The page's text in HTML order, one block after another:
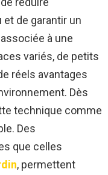
et de garantir un
à une
variés, de petits
réels avantages
Dès
technique comme
Des
que celles
, permettent